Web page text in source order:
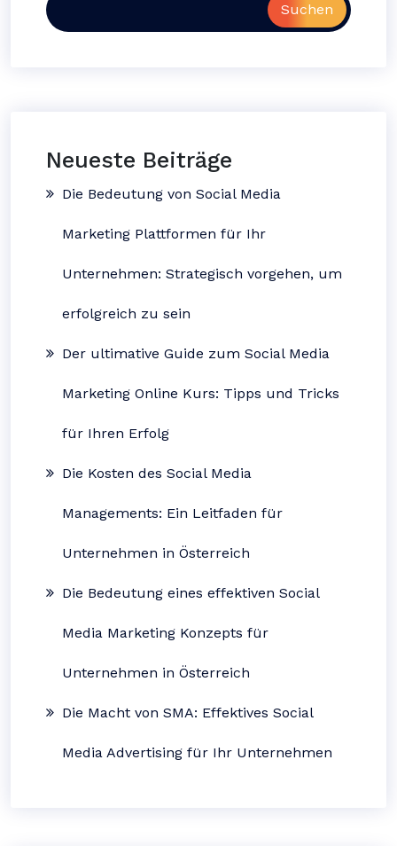
Suchen
Neueste Beiträge
Die Bedeutung von Social Media
Marketing Plattformen für Ihr
Unternehmen: Strategisch vorgehen, um
erfolgreich zu sein
Der ultimative Guide zum Social Media
Marketing Online Kurs: Tipps und Tricks
für Ihren Erfolg
Die Kosten des Social Media
Managements: Ein Leitfaden für
Unternehmen in Österreich
Die Bedeutung eines effektiven Social
Media Marketing Konzepts für
Unternehmen in Österreich
Die Macht von SMA: Effektives Social
Media Advertising für Ihr Unternehmen